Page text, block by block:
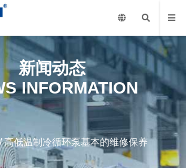
新闻动态
INFORMATION
高低温制冷循环泵基本的维修保养